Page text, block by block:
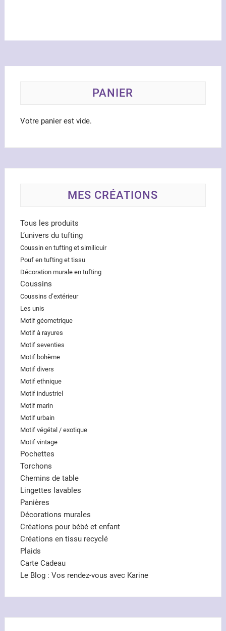
peuvent
choisies
la
sur
PANIER
Votre panier est vide.
MES CRÉATIONS
Tous les produits
L’univers du tufting
Coussin en tufting et similicuir
Pouf en tufting et tissu
Décoration murale en tufting
Coussins
Coussins d’extérieur
Les unis
Motif géometrique
Motif à rayures
Motif seventies
Motif bohème
Motif divers
Motif ethnique
Motif industriel
Motif marin
Motif urbain
Motif végétal / exotique
Motif vintage
Pochettes
Torchons
Chemins de table
Lingettes lavables
Panières
Décorations murales
Créations pour bébé et enfant
Créations en tissu recyclé
Plaids
Carte Cadeau
Le Blog : Vos rendez-vous avec Karine